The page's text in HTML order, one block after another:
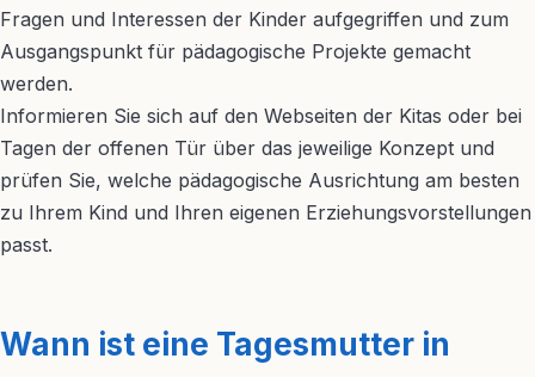
Fragen und Interessen der Kinder aufgegriffen und zum
Ausgangspunkt für pädagogische Projekte gemacht
werden.
Informieren Sie sich auf den Webseiten der Kitas oder bei
Tagen der offenen Tür über das jeweilige Konzept und
prüfen Sie, welche pädagogische Ausrichtung am besten
zu Ihrem Kind und Ihren eigenen Erziehungsvorstellungen
passt.
Wann ist eine Tagesmutter in